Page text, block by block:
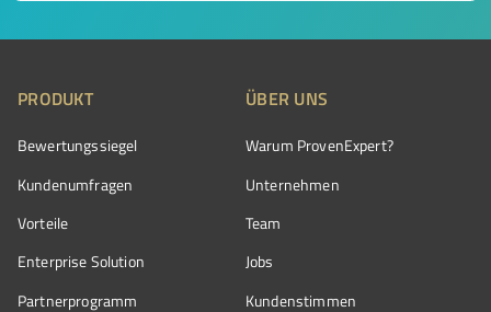
PRODUKT
Bewertungssiegel
Kundenumfragen
Vorteile
Enterprise Solution
Partnerprogramm
ÜBER UNS
Warum ProvenExpert?
Unternehmen
Team
Jobs
Kundenstimmen